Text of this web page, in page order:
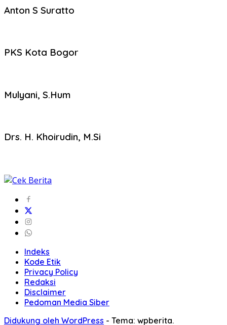
Anton S Suratto
PKS Kota Bogor
Mulyani, S.Hum
Drs. H. Khoirudin, M.Si
Indeks
Kode Etik
Privacy Policy
Redaksi
Disclaimer
Pedoman Media Siber
Didukung oleh WordPress - Tema: wpberita.